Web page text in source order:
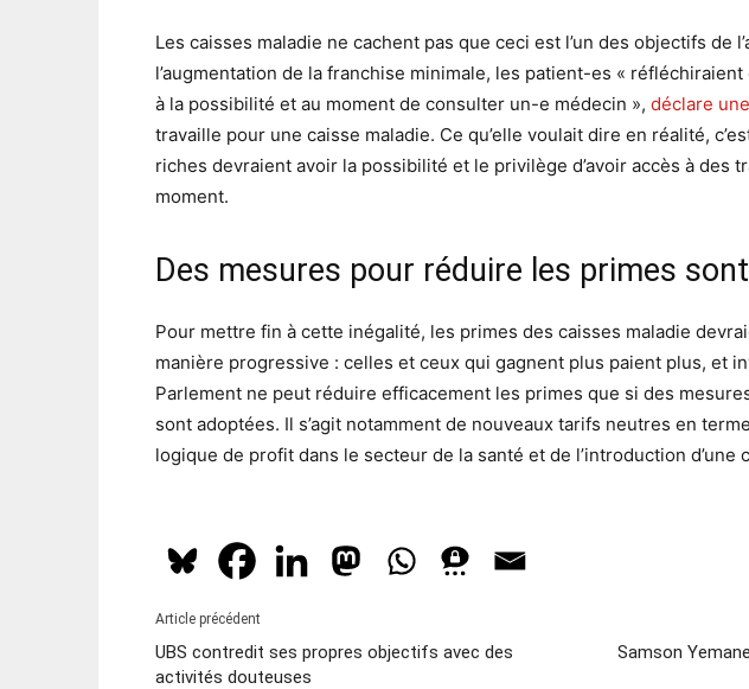
Les caisses maladie ne cachent pas que ceci est l’un des objectifs de
l’augmentation de la franchise minimale, les patient-es «
à la possibilité et au moment de consulter un-e médecin », déclare
travaille pour une caisse maladie. Ce qu’elle voulait dire en réalité,
riches devraient avoir la possibilité et le privilège d’avoir accès à des
moment.
Des mesures pour réduire les primes
Pour mettre fin à cette inégalité, les primes des caisses maladie
manière progressive : celles et ceux qui gagnent plus paient plus, et
Parlement ne peut réduire efficacement les primes que si des
sont adoptées. Il s’agit notamment de nouveaux tarifs neutres en
logique de profit dans le secteur de la santé et de l’introduction d’une
Article précédent
UBS contredit ses propres objectifs avec des
activités douteuses
Samson